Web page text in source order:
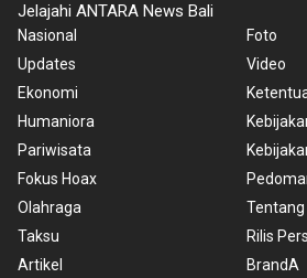
Jelajahi ANTARA News Bali
Nasional
Updates
Ekonomi
Humaniora
Pariwisata
Fokus Hoax
Olahraga
Taksu
Artikel
Foto
Video
Tentang
Rilis Pers
BrandA